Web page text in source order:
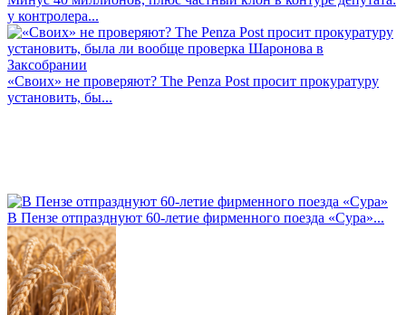
у контролера...
«Своих» не проверяют? The Penza Post просит прокуратуру
установить, бы...
В Пензе отпразднуют 60-летие фирменного поезда «Сура»...